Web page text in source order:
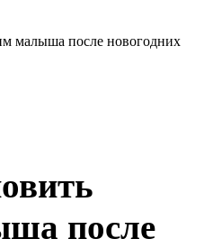
малыша после новогодних
после